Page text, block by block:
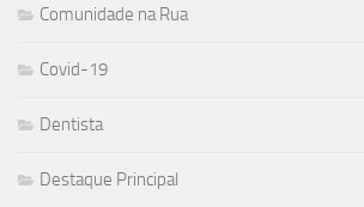
Comunidade na Rua
Covid-19
Dentista
Destaque Principal